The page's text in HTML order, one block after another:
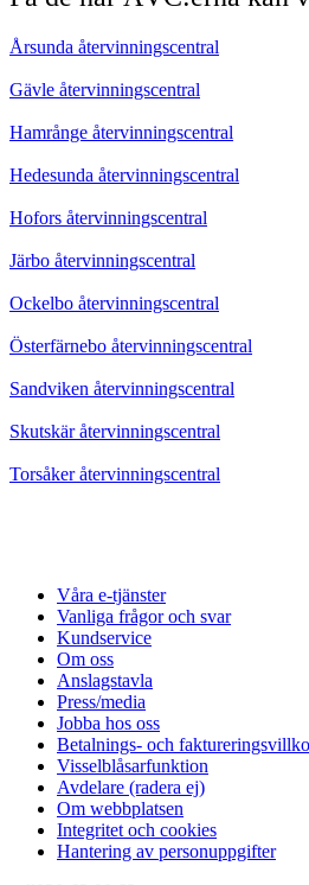
Årsunda återvinningscentral
Gävle återvinningscentral
Hamrånge återvinningscentral
Hedesunda återvinningscentral
Hofors återvinningscentral
Järbo återvinningscentral
Ockelbo återvinningscentral
Österfärnebo återvinningscentral
Sandviken återvinningscentral
Skutskär återvinningscentral
Torsåker återvinningscentral
Våra e-tjänster
Vanliga frågor och svar
Kundservice
Om oss
Anslagstavla
Press/media
Jobba hos oss
Betalnings- och
Visselblåsarfunktion
Avdelare (radera ej)
Om webbplatsen
Integritet och cookies
Hantering av personuppgifter